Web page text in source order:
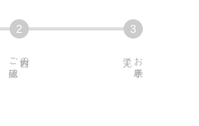
内容の
ご確認 お手続き